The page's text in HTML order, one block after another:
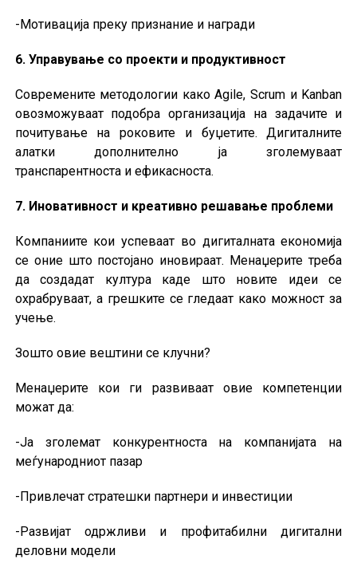
-Мотивација преку признание и награди
6. Управување со проекти и продуктивност
Современите методологии како Agile, Scrum и Kanban
овозможуваат подобра организација на задачите и
почитување на роковите и буџетите. Дигиталните
алатки дополнително ја зголемуваат
транспарентноста и ефикасноста.
7. Иновативност и креативно решавање проблеми
Компаниите кои успеваат во дигиталната економија
се оние што постојано иновираат. Менаџерите треба
да создадат култура каде што новите идеи се
охрабруваат, а грешките се гледаат како можност за
учење.
Зошто овие вештини се клучни?
Менаџерите кои ги развиваат овие компетенции
можат да:
-Ја зголемат конкурентноста на компанијата на
меѓународниот пазар
-Привлечат стратешки партнери и инвестиции
-Развијат одржливи и профитабилни дигитални
деловни модели